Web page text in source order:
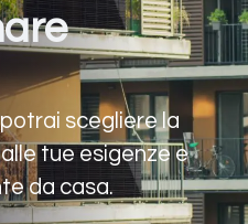
scegliere la
tue esigenze e
da casa.